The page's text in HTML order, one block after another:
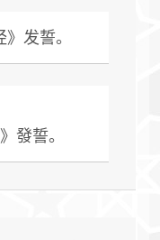
发誓。
發誓。